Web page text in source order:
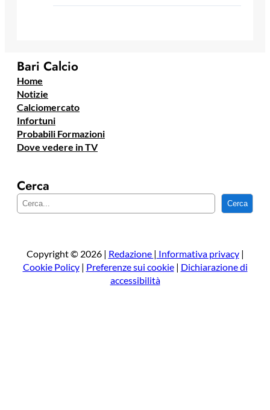
Bari Calcio
Home
Notizie
Calciomercato
Infortuni
Probabili Formazioni
Dove vedere in TV
Cerca
e
a
Cerca
Copyright © 2026 | Redazione | Informativa privacy|
Cookie Policy| Preferenze sui cookie| Dichiarazione di
accessibilità